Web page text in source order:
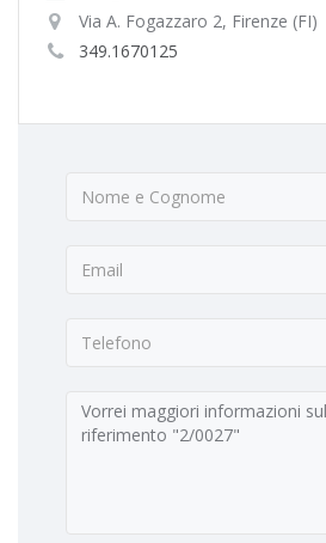
Via A. Fogazzaro 2, Firenze (FI)
349.1670125